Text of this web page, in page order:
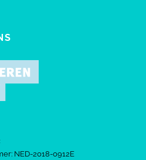
NED-2018-0912E